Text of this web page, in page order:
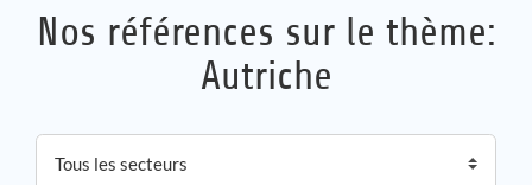
Solutions
Nos références sur le thème:
Autriche